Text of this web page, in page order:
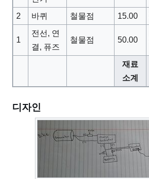
2
바퀴 철물점 15.00
1
전선, 연
결, 퓨즈
철물점 50.00
재료
소계
디자인